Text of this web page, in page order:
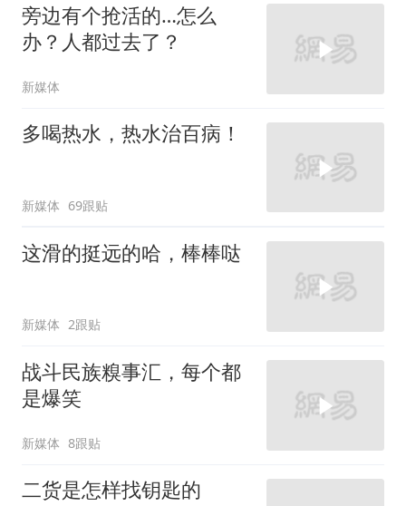
旁边有个抢活的…怎么
办？人都过去了？
新媒体
多喝热水，热水治百病！
新媒体 69跟贴
这滑的挺远的哈，棒棒哒
新媒体 2跟贴
战斗民族糗事汇，每个都
是爆笑
新媒体 8跟贴
二货是怎样找钥匙的